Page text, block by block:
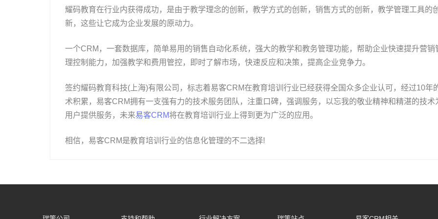
耀码教育在行业内获得成功，是由于教学理念的创新，教学方式的创新，销售方式的创新，教学管理工具的创
新，这些让它成为企业发展的原动力。
一个CRM，一套数据库，简单易用的销售自动化系统，强大的教学和教务管理功能，帮助企业快速提升营销
理控制能力，加强教学和费用管控，即时了解市场，快速反应和决策，提高企业竞争力。
签约耀码教育科技(上海)有限公司，标志着易客CRM在教育培训行业已经获得全国众多企业认可，经过10年
术积累，易客CRM拥有一支强有力的技术服务团队，注重口碑，强调服务，以忘我的敬业精神和精湛的技术
用户提供服务，未来易客CRM将在教育培训行业上得到更为广泛的应用。
相信，易客CRM是教育培训行业的信息化管理的不二选择!